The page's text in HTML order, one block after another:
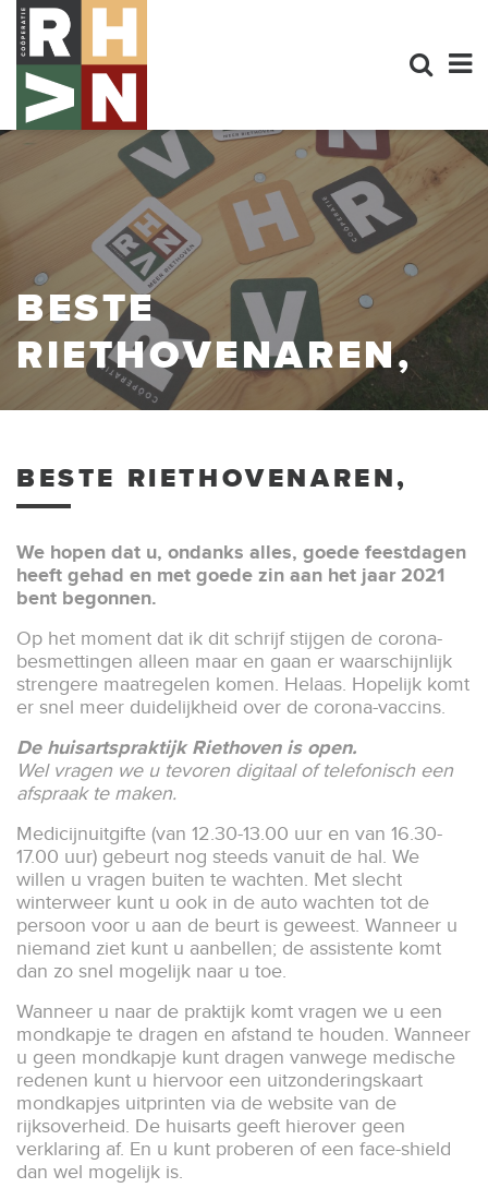
BESTE
RIETHOVENAREN,
BESTE RIETHOVENAREN,
We hopen dat u, ondanks alles, goede feestdagen
heeft gehad en met goede zin aan het jaar 2021
bent begonnen.
Op het moment dat ik dit schrijf stijgen de corona-
besmettingen alleen maar en gaan er waarschijnlijk
strengere maatregelen komen. Helaas. Hopelijk komt
er snel meer duidelijkheid over de corona-vaccins.
De huisartspraktijk Riethoven is open.
Wel vragen we u tevoren digitaal of telefonisch een
afspraak te maken.
Medicijnuitgifte (van 12.30-13.00 uur en van 16.30-
17.00 uur) gebeurt nog steeds vanuit de hal. We
willen u vragen buiten te wachten. Met slecht
winterweer kunt u ook in de auto wachten tot de
persoon voor u aan de beurt is geweest. Wanneer u
niemand ziet kunt u aanbellen; de assistente komt
dan zo snel mogelijk naar u toe.
Wanneer u naar de praktijk komt vragen we u een
mondkapje te dragen en afstand te houden. Wanneer
u geen mondkapje kunt dragen vanwege medische
redenen kunt u hiervoor een uitzonderingskaart
mondkapjes uitprinten via de website van de
rijksoverheid. De huisarts geeft hierover geen
verklaring af. En u kunt proberen of een face-shield
dan wel mogelijk is.